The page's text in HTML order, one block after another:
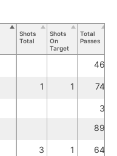
Shots
Total
Shots
On
Target
Total
Passes
46
1 1 74
3
89
3 1 64